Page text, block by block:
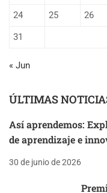
24
25 26
31
« Jun
ÚLTIMAS
Así aprendemos:
de aprendizaje e
30 de junio de 2026